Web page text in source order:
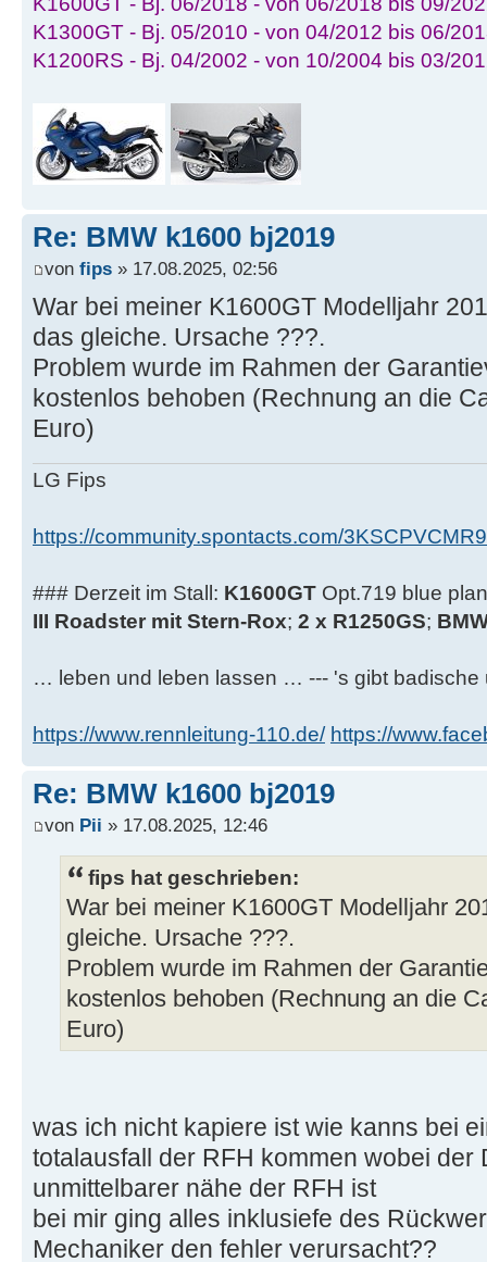
K1300GT - Bj. 05/2010 - von 04/2012 bis 06/
K1200RS - Bj. 04/2002 - von 10/2004 bis 03/
Re: BMW k1600 bj2019
von fips » 17.08.2025, 02:56
War bei meiner K1600GT Modelljahr
das gleiche. Ursache ???.
Problem wurde im Rahmen der
kostenlos behoben (Rechnung an die
Euro)
LG Fips
https://community.spontacts.com/
### Derzeit im Stall: K1600GT Opt.719 blue
III Roadster mit Stern-Rox; 2 x R1250GS;
… leben und leben lassen … --- 's gibt badische
https://www.rennleitung-110.de/ https://
Re: BMW k1600 bj2019
von Pii » 17.08.2025, 12:46
fips hat geschrieben:
War bei meiner K1600GT Modelljahr
gleiche. Ursache ???.
Problem wurde im Rahmen der
kostenlos behoben (Rechnung an die
Euro)
was ich nicht kapiere ist wie kanns bei
totalausfall der RFH kommen wobei der
unmittelbarer nähe der RFH ist
bei mir ging alles inklusiefe des
Mechaniker den fehler verursacht??